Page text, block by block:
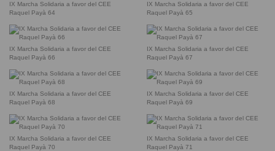
IX Marcha Solidaria a favor del CEE
Raquel Payà 64
IX Marcha Solidaria a favor del CEE
Raquel Payà 65
IX Marcha Solidaria a favor del CEE
Raquel Payà 66
IX Marcha Solidaria a favor del CEE
Raquel Payà 67
IX Marcha Solidaria a favor del CEE
Raquel Payà 68
IX Marcha Solidaria a favor del CEE
Raquel Payà 69
IX Marcha Solidaria a favor del CEE
Raquel Payà 70
IX Marcha Solidaria a favor del CEE
Raquel Payà 71